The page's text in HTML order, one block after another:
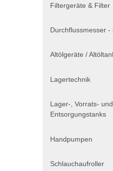
Filtergeräte & Filter
Durchflussmesser -
Altölgeräte /
Lagertechnik
Lager-, Vorrats- und
Entsorgungstanks
Handpumpen
Schlauchaufroller